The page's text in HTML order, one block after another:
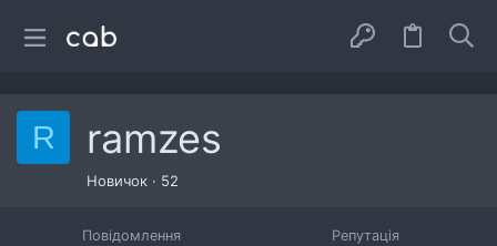
R ramzes
Новичок · 52
Повідомлення Репутація